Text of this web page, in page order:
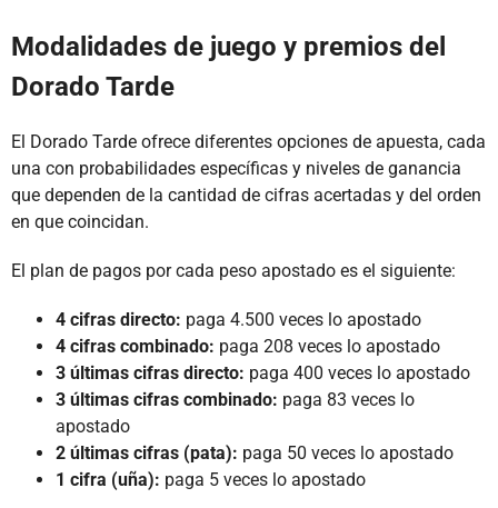
Modalidades de juego y premios del
Dorado Tarde
El Dorado Tarde ofrece diferentes opciones de apuesta, cada
una con probabilidades específicas y niveles de ganancia
que dependen de la cantidad de cifras acertadas y del orden
en que coincidan.
El plan de pagos por cada peso apostado es el siguiente:
4 cifras directo: paga 4.500 veces lo apostado
4 cifras combinado: paga 208 veces lo apostado
3 últimas cifras directo: paga 400 veces lo apostado
3 últimas cifras combinado: paga 83 veces lo
apostado
2 últimas cifras (pata): paga 50 veces lo apostado
1 cifra (uña): paga 5 veces lo apostado